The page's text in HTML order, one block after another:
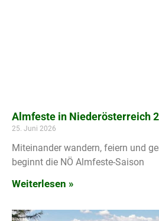
Almfeste in Niederösterreich
25. Juni 2026
Miteinander wandern, feiern und
beginnt die NÖ Almfeste-Saison
Weiterlesen »